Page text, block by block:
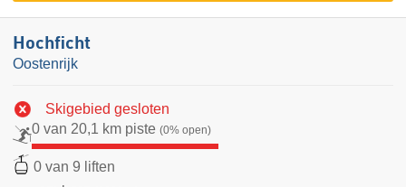
Hochficht
Oostenrijk
Skigebied gesloten
0 van 20,1 km piste (0% open)
0 van 9 liften